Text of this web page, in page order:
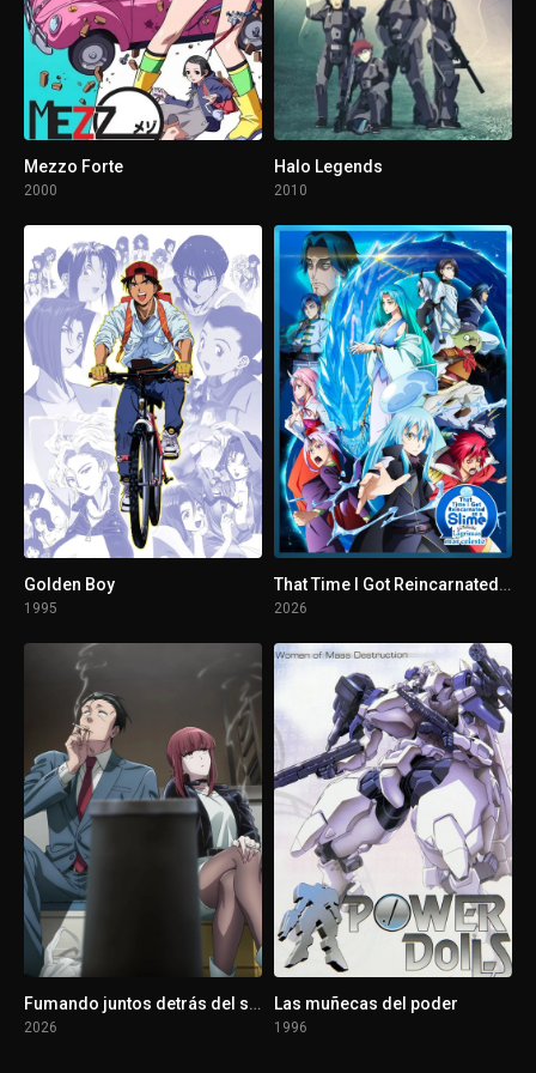
1 - 5 Episodio 5
1 - 6 Episodio 6
1 - 7 Episodio 7
1 - 8
1 - 9 Episodio 9
1 - 10 Episodio 10
1 - 11 Episodio 11
1 - 12 Episodio 12
Mezzo Forte
2000
Halo Legends
2010
Golden Boy
1995
That Time I Got Reincarnated as a Slime. La película: Lágrimas del mar celeste
2026
Fumando juntos detrás del súper
2026
Las muñecas del poder
1996